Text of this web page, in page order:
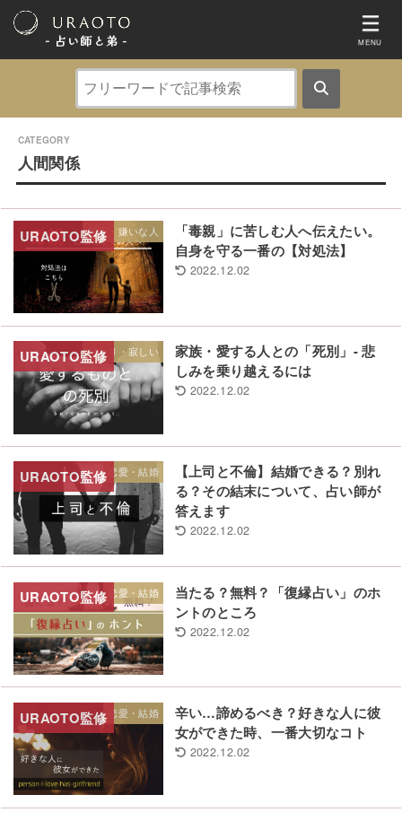
- 占い師と弟 ‐ MENU
人間関係
苦手・嫌いな人
「毒親」に苦しむ人へ伝えたい。
自身を守る一番の【対処法】
2022.12.02
ひとり・寂しい
家族・愛する人との「死別」- 悲
しみを乗り越えるには
2022.12.02
恋愛・結婚
【上司と不倫】結婚できる？別れ
る？その結末について、占い師が
答えます
2022.12.02
恋愛・結婚
当たる？無料？「復縁占い」のホ
ントのところ
2022.12.02
恋愛・結婚
辛い…諦めるべき？好きな人に彼
女ができた時、一番大切なコト
2022.12.02